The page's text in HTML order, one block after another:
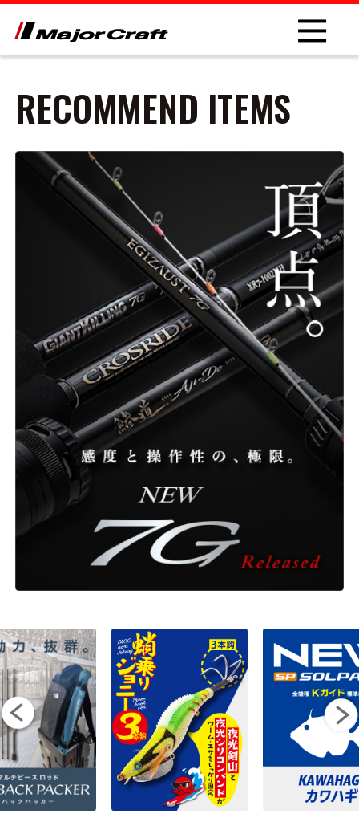
NEW
PRODUCT
OTHER
ONLINE SHOP
OVERSEAS
OFFICIAL FAN CLUB
CUSTOMER
CATALOGUE
RECOMMEND ITEMS